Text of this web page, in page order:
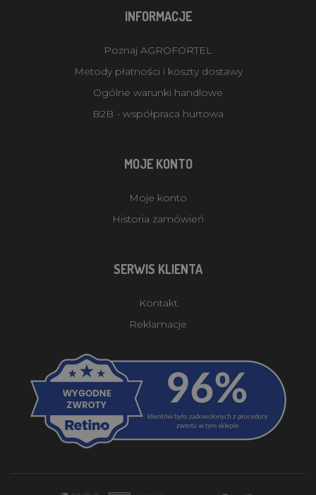
INFORMACJE
Poznaj AGROFORTEL
Metody płatności i koszty dostawy
Ogólne warunki handlowe
B2B - współpraca hurtowa
MOJE KONTO
Moje konto
Historia zamówień
SERWIS KLIENTA
Kontakt
Reklamacje